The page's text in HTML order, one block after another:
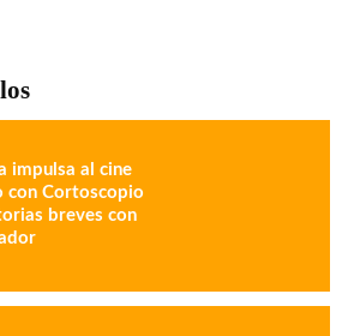
impulsa al cine
con Cortoscopio
breves con